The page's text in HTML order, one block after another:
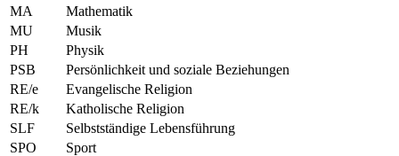
MA
Mathematik
MU
Musik
PH
Physik
PSB
Persönlichkeit und soziale Beziehungen
RE/e
Evangelische Religion
RE/k
Katholische Religion
SLF
Selbstständige Lebensführung
SPO
Sport